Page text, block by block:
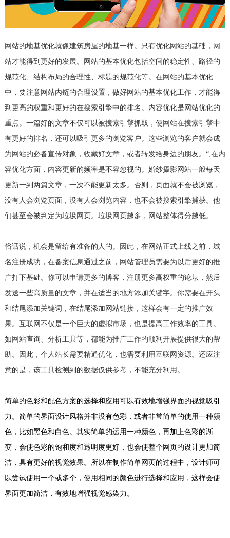
网站的地基优化就像建筑房屋的地基一样。只有优化网站的基础，网
站才能得到更好的发展。网站的基本优化包括空间的稳定性、路径的
规范化、结构布局的合理性、标题的规范化等。在网站的基本优化
中，要注意网站内链的合理设置，做好网站的基本优化工作，才能得
到更高的权重和更好的在搜索引擎中的排名。内容优化是网站优化的
重点。一篇好的文章不仅可以被搜索引擎抓取，使网站在搜索引擎中
有更好的排名，还可以吸引更多的浏览客户。这些浏览的客户就会成
为网站的必备宣传对象，收藏好文章，或者转发给身边的朋友。“;在内
容优化方面，内容更新的频率是不容忽视的。婚纱摄影网站一般每天
更新一到两篇文章，一次不能更新太多。否则，页面就不会被浏览，
没有人会浏览页面，没有人会浏览内容，也不会被搜索引擎捕获。他
们甚至会被判定为垃圾网页。垃圾网页越多，网站整体得分越低。
俗话说，机会是留给有准备的人的。因此，在网站正式上线之前，域
名注册成功，在备案信息通过之前，网站管理员需要为以后更好的推
广打下基础。你可以申请更多的博客，注册更多高权重的论坛，然后
发送一些高质量的文章，并在适当的地方添加关键字。你需要在开头
和结尾添加关键词，在结尾添加网站链接，这样会有一定的推广效
果。互联网不仅是一个巨大的虚拟市场，也是提高工作效率的工具。
如网站查询、分析工具等，都能为推广工作的顺利开展提供很大的帮
助。因此，个人站长需要精通优化，也需要利用互联网资源。还应注
意的是，该工具检测到的数据仅供参考，不能充分利用。
简单的色彩和配色方案的选择和应用可以有效地增强界面的视觉吸引
力。简单的界面设计风格并非没有色彩，或者非常简单的使用一种颜
色，比如黑色和白色。其实简单的运用一种颜色，再加上色彩的渐
变，会使色彩的饱和度和透明度更好，也会使整个网页的设计更加简
洁，具有更好的视觉效果。所以在制作简单网页的过程中，设计师可
以尝试使用一个或多个，使用相同的颜色进行选择和应用，这样会使
界面更加简洁，有效地增强视觉感染力。